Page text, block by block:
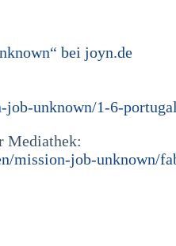
bei joyn.de
unknown/1-6-
Mediathek:
mission-job-unknown/